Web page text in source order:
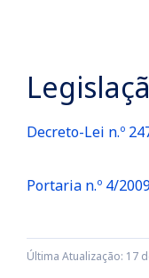
de
da entidade
Decreto-Lei n.º
Portaria n.º 4/
Última Atualização: 17